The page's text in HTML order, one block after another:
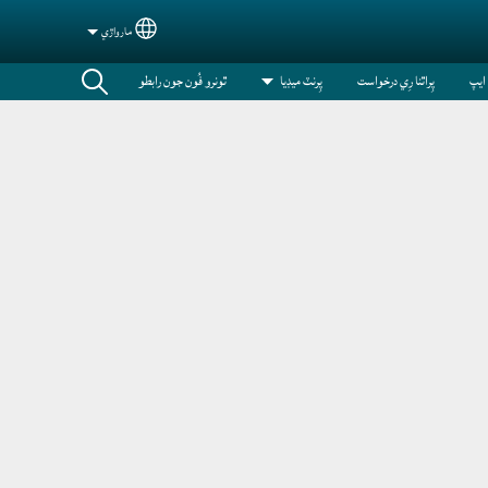
Select your language
مارواڙي
پِراٿنا رِي درخواست پِرنٽ ميڊيا ٿونرو فُون جون رابطو